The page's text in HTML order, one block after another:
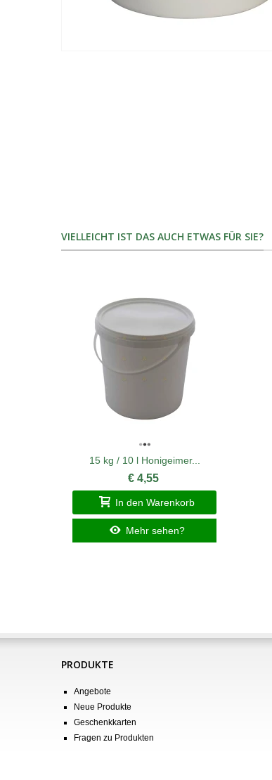
VIELLEICHT IST DAS AUCH ETWAS FÜR SIE?
15 kg / 10 l Honigeimer...
€ 4,55
In den Warenkorb
Mehr sehen?
PRODUKTE
Angebote
Neue Produkte
Geschenkkarten
Fragen zu Produkten